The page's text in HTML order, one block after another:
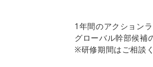
1年間のアクション
グローバル幹部候補
※研修期間はご相談く